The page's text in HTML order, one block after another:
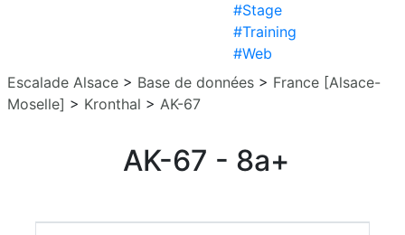
#Stage
#Training
#Web
Escalade Alsace > Base de données > France [Alsace-
Moselle] > Kronthal > AK-67
AK-67 - 8a+